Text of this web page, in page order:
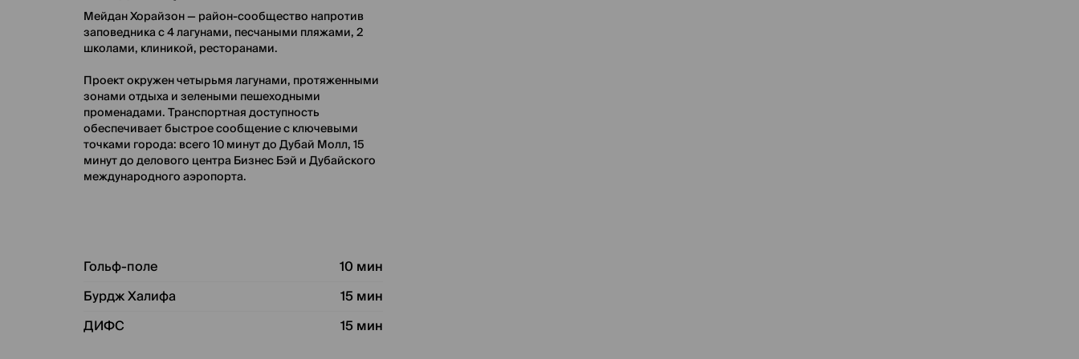
Мейдан Хорайзон — район-сообщество напротив
заповедника с 4 лагунами, песчаными пляжами, 2
школами, клиникой, ресторанами.
Проект окружен четырьмя лагунами, протяженными
зонами отдыха и зелеными пешеходными
променадами. Транспортная доступность
обеспечивает быстрое сообщение с ключевыми
точками города: всего 10 минут до Дубай Молл, 15
минут до делового центра Бизнес Бэй и Дубайского
международного аэропорта.
Гольф-поле
10 мин
Бурдж Халифа
15 мин
ДИФС
15 мин